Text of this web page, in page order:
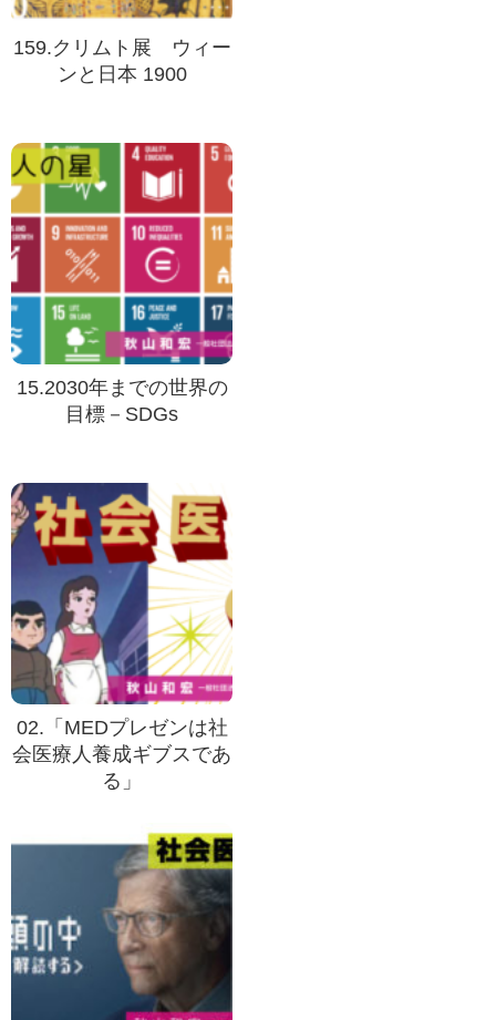
159.クリムト展 ウィー
ンと日本 1900
15.2030年までの世界の
目標－SDGs
02.「MEDプレゼンは社
会医療人養成ギブスであ
る」